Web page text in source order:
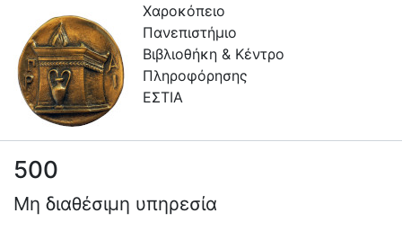
Χαροκόπειο
Πανεπιστήμιο
Βιβλιοθήκη & Κέντρο
Πληροφόρησης
ΕΣΤΙΑ
Πληροφορίες
Επικοινωνία
500
Μη διαθέσιμη υπηρεσία